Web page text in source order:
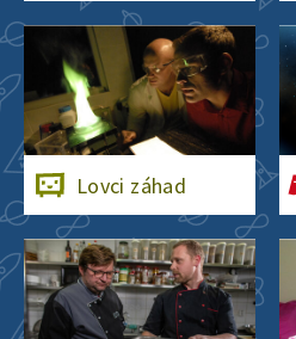
Lovci záhad